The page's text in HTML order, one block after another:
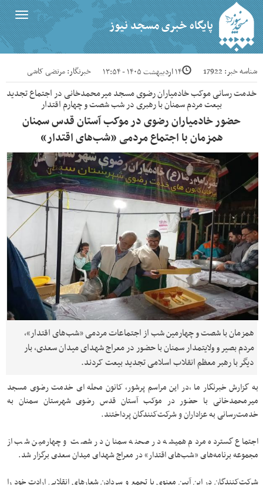
پایگاه خبری مسجد نیوز
Toggle
شناسه خبر: 17922 ۱۴ اردیبهشت ۱۴۰۵ - ۱۳:۵۴ خبرنگار: مرتضی کاشی
خدمت رسانی موکب خادمیاران رضوی مسجد میرمحمدخانی در اجتماع تجدید
بیعت مردم سمنان با رهبری در شب شصت و چهارم اقتدار
حضور خادمیاران رضوی در موکب آستان قدس سمنان
همزمان با اجتماع مردمی «شب‌های اقتدار»
همزمان با شصت و چهارمین شب از اجتماعات مردمی «شب‌های اقتدار»،
مردم بصیر و ولایتمدار سمنان با حضور در معراج شهدای میدان سعدی، بار
دیگر با رهبر معظم انقلاب اسلامی تجدید بیعت کردند.
به گزارش خبرنگار ما ،در این مراسم پرشور، کانون محله ای خدمت رضوی مسجد
میرمحمدخانی با حضور در موکب آستان قدس رضوی شهرستان سمنان به
خدمت‌رسانی به عزاداران و شرکت‌کنندگان پرداختند.
اجتماع گسترده مردم همیشه در صحنه سمنان در شصت و چهارمین شب از
مجموعه برنامه‌های «شب‌های اقتدار» در معراج شهدای میدان سعدی برگزار شد.